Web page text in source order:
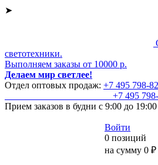
➤
светотехники.
Выполняем заказы от 10000 р.
Делаем мир светлее!
Отдел оптовых продаж: +7 495 798-
+7 495
Прием заказов в будни с 9:00 до 19:00
Войти
0 позиций
на сумму 0 ₽